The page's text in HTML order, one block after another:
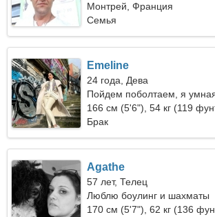
Монтрей, Франция
Семья
Emeline
24 года, Дева
Пойдем поболтаем, я
166 см (5'6"), 54 кг (119
Брак
Agathe
57 лет, Телец
Люблю боулинг и шахматы
170 см (5'7"), 62 кг (136